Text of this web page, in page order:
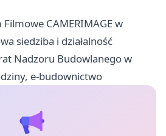
CAMERIMAGE w
siedziba i działalność
Nadzoru Budowlanego w
e-budownictwo